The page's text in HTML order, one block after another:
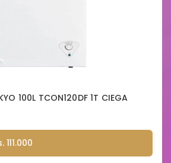
100L TCON120DF 1T CIEGA